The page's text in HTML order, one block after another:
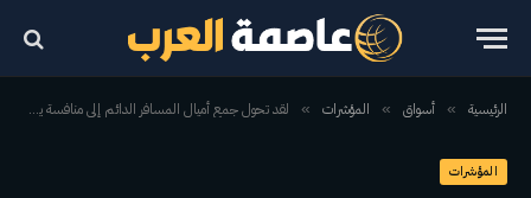
الرئيسية » أسواق » المؤشرات » لقد تحول جمع أميال المسافر الدائم إلى منافسة يقول فيها الأزواج “بدأت اللعبة”، وفقًا لتقارير وول ستريت جورنال
المؤشرات